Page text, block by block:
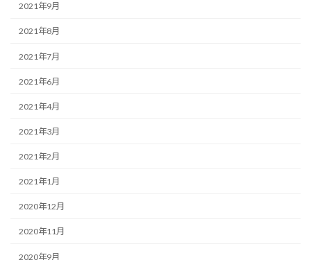
2021年9月
2021年8月
2021年7月
2021年6月
2021年4月
2021年3月
2021年2月
2021年1月
2020年12月
2020年11月
2020年9月